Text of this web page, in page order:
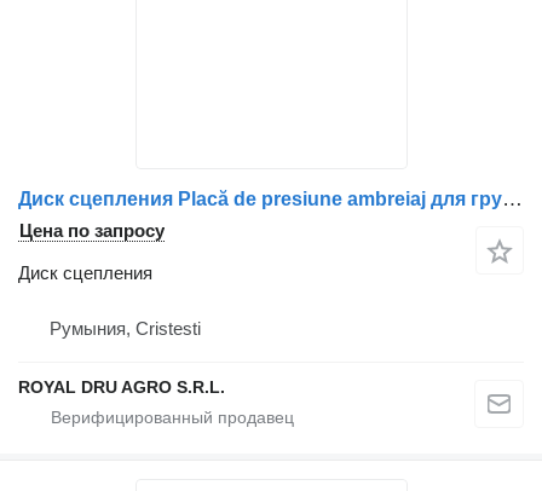
Диск сцепления Placă de presiune ambreiaj для грузовика MAN 81303050201 / 81303059201
Цена по запросу
Диск сцепления
Румыния, Cristesti
ROYAL DRU AGRO S.R.L.